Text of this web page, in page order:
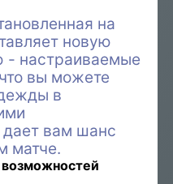
на
новую
- настраиваемые
вы можете
в
дает вам шанс
матче.